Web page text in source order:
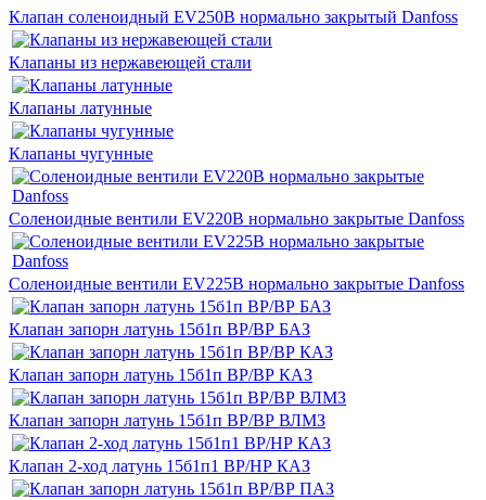
Клапан соленоидный EV250B нормально закрытый Danfoss
Клапаны из нержавеющей стали
Клапаны латунные
Клапаны чугунные
Соленоидные вентили EV220B нормально закрытые Danfoss
Соленоидные вентили EV225B нормально закрытые Danfoss
Клапан запорн латунь 15б1п ВР/ВР БАЗ
Клапан запорн латунь 15б1п ВР/ВР КАЗ
Клапан запорн латунь 15б1п ВР/ВР ВЛМЗ
Клапан 2-ход латунь 15б1п1 ВР/НР КАЗ